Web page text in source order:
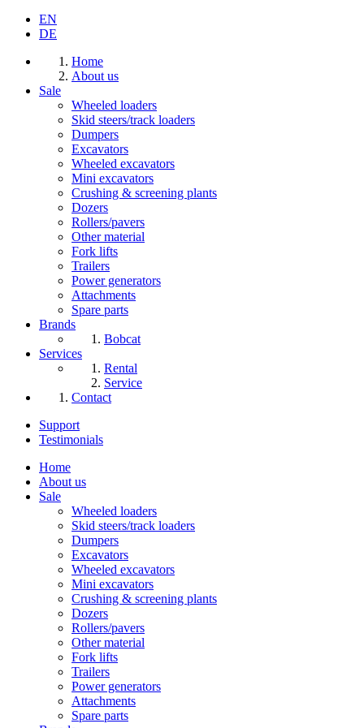
EN
DE
Home
About us
Sale
Wheeled loaders
Skid steers/track loaders
Dumpers
Excavators
Wheeled excavators
Mini excavators
Crushing & screening plants
Dozers
Rollers/pavers
Other material
Fork lifts
Trailers
Power generators
Attachments
Spare parts
Brands
Bobcat
Services
Rental
Service
Contact
Support
Testimonials
Home
About us
Sale
Wheeled loaders
Skid steers/track loaders
Dumpers
Excavators
Wheeled excavators
Mini excavators
Crushing & screening plants
Dozers
Rollers/pavers
Other material
Fork lifts
Trailers
Power generators
Attachments
Spare parts